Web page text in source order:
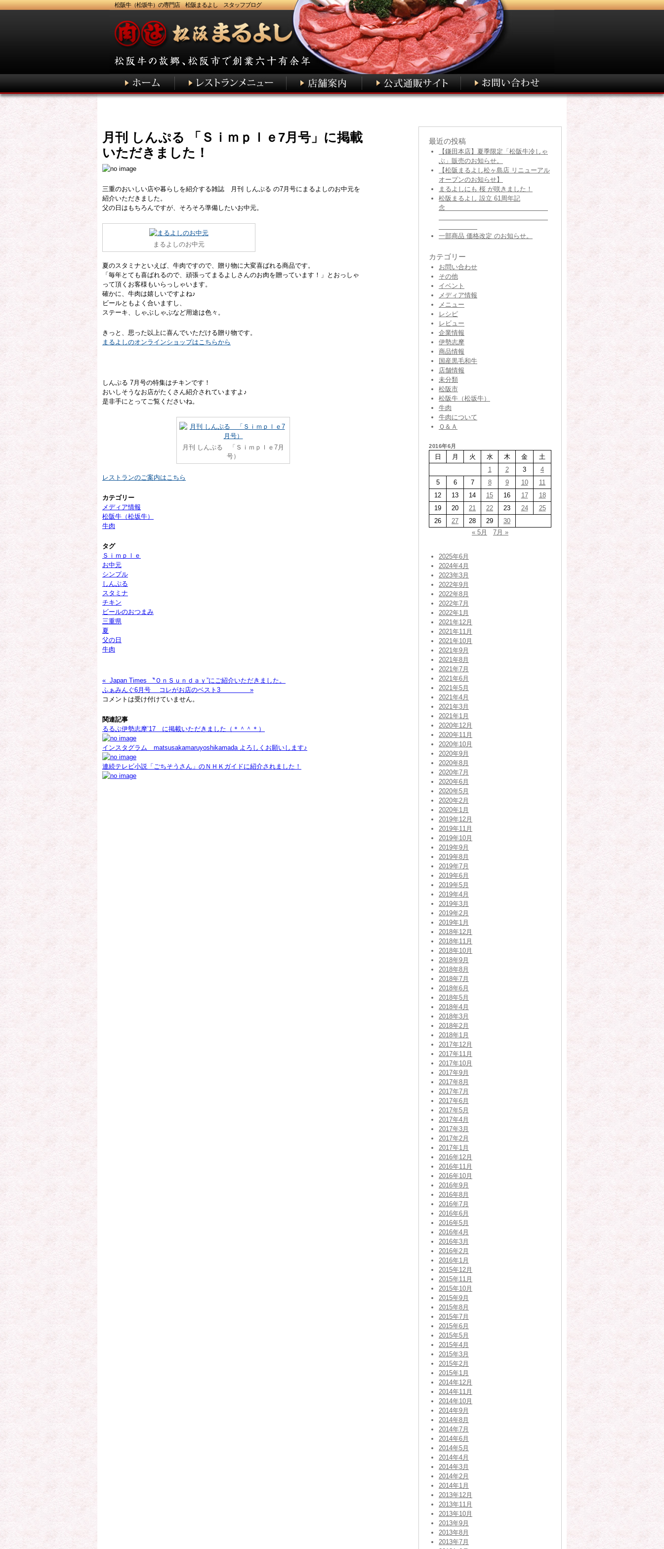
松阪牛（松坂牛）の専門店 松阪まるよし スタッフブログ
月刊 しんぷる 「Ｓｉｍｐｌｅ7月号」に掲載
いただきました！
三重のおいしい店や暮らしを紹介する雑誌 月刊 しんぷる の7月号にまるよしのお中元を
紹介いただきました。
父の日はもちろんですが、そろそろ準備したいお中元。
まるよしのお中元
夏のスタミナといえば、牛肉ですので、贈り物に大変喜ばれる商品です。
「毎年とても喜ばれるので、頑張ってまるよしさんのお肉を贈っています！」とおっしゃ
って頂くお客様もいらっしゃいます。
確かに、牛肉は嬉しいですよね♪
ビールともよく合いますし、
ステーキ、しゃぶしゃぶなど用途は色々。
きっと、思った以上に喜んでいただける贈り物です。
まるよしのオンラインショップはこちらから
しんぷる 7月号の特集はチキンです！
おいしそうなお店がたくさん紹介されていますよ♪
是非手にとってご覧くださいね。
月刊 しんぷる 「Ｓｉｍｐｌｅ7月
号）
レストランのご案内はこちら
カテゴリー
メディア情報
松阪牛（松坂牛）
牛肉
タグ
Ｓｉｍｐｌｅ
お中元
シンプル
しんぷる
スタミナ
チキン
ビールのおつまみ
三重県
夏
父の日
牛肉
« Japan Times 〝ＯｎＳｕｎｄａｙ”にご紹介いただきました。
ふぁみんぐ6月号 コレがお店のベスト3 »
コメントは受け付けていません。
関連記事
るるぶ伊勢志摩’17 に掲載いただきました（＊＾＾＊）
インスタグラム matsusakamaruyoshikamada よろしくお願いします♪
連続テレビ小説「ごちそうさん」のＮＨＫガイドに紹介されました！
最近の投稿
【鎌田本店】夏季限定「松阪牛冷しゃ
ぶ」販売のお知らせ。
【松阪まるよし松ヶ島店 リニューアル
オープンのお知らせ】
まるよしにも 桜 が咲きました！
松阪まるよし 設立 61周年記
念
一部商品 価格改定 のお知らせ。
カテゴリー
お問い合わせ
その他
イベント
メディア情報
メニュー
レシピ
レビュー
企業情報
伊勢志摩
商品情報
国産黒毛和牛
店舗情報
未分類
松阪市
松阪牛（松坂牛）
牛肉
牛肉について
Ｑ＆Ａ
2016年6月
日 月 火 水 木 金
土
1
2 3
4
5
6 7 8 9 10
11
12
13 14 15 16 17
18
19
20 21 22 23 24
25
26
27 28 29
30
« 5月
7月 »
2025年6月
2024年4月
2023年3月
2022年9月
2022年8月
2022年7月
2022年1月
2021年12月
2021年11月
2021年10月
2021年9月
2021年8月
2021年7月
2021年6月
2021年5月
2021年4月
2021年3月
2021年1月
2020年12月
2020年11月
2020年10月
2020年9月
2020年8月
2020年7月
2020年6月
2020年5月
2020年2月
2020年1月
2019年12月
2019年11月
2019年10月
2019年9月
2019年8月
2019年7月
2019年6月
2019年5月
2019年4月
2019年3月
2019年2月
2019年1月
2018年12月
2018年11月
2018年10月
2018年9月
2018年8月
2018年7月
2018年6月
2018年5月
2018年4月
2018年3月
2018年2月
2018年1月
2017年12月
2017年11月
2017年10月
2017年9月
2017年8月
2017年7月
2017年6月
2017年5月
2017年4月
2017年3月
2017年2月
2017年1月
2016年12月
2016年11月
2016年10月
2016年9月
2016年8月
2016年7月
2016年6月
2016年5月
2016年4月
2016年3月
2016年2月
2016年1月
2015年12月
2015年11月
2015年10月
2015年9月
2015年8月
2015年7月
2015年6月
2015年5月
2015年4月
2015年3月
2015年2月
2015年1月
2014年12月
2014年11月
2014年10月
2014年9月
2014年8月
2014年7月
2014年6月
2014年5月
2014年4月
2014年3月
2014年2月
2014年1月
2013年12月
2013年11月
2013年10月
2013年9月
2013年8月
2013年7月